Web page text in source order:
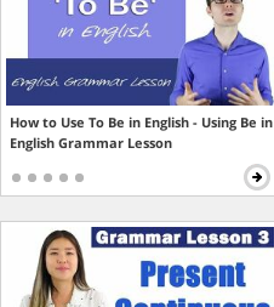
How to Use To Be in English - Using Be in
English Grammar Lesson